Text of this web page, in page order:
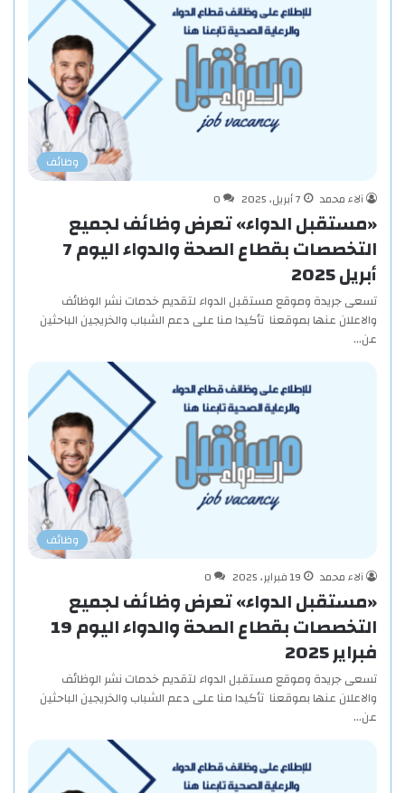
وظائف
آلاء محمد
7 أبريل، 2025 0
«مستقبل الدواء» تعرض وظائف لجميع
التخصصات بقطاع الصحة والدواء اليوم 7
أبريل 2025
تسعى جريدة وموقع مستقبل الدواء لتقديم خدمات نشر الوظائف
والاعلان عنها بموقعنا تأكيدا منا على دعم الشباب والخريجين الباحثين
عن…
وظائف
آلاء محمد
19 فبراير، 2025 0
«مستقبل الدواء» تعرض وظائف لجميع
التخصصات بقطاع الصحة والدواء اليوم 19
فبراير 2025
تسعى جريدة وموقع مستقبل الدواء لتقديم خدمات نشر الوظائف
والاعلان عنها بموقعنا تأكيدا منا على دعم الشباب والخريجين الباحثين
عن…